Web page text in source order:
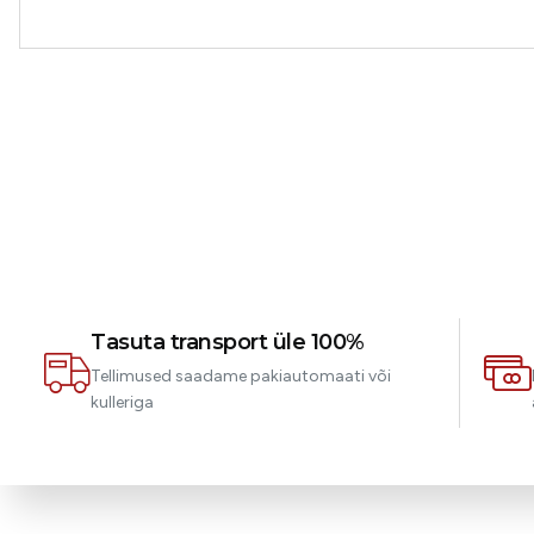
Tasuta transport üle 100%
Tellimused saadame pakiautomaati või
kulleriga